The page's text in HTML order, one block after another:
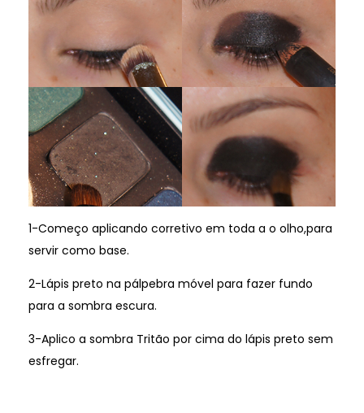
1-Começo aplicando corretivo em toda a o olho,para
servir como base.
2-Lápis preto na pálpebra móvel para fazer fundo
para a sombra escura.
3-Aplico a sombra Tritão por cima do lápis preto sem
esfregar.